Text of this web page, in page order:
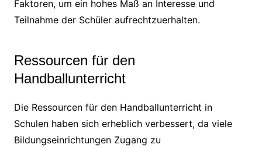
Faktoren, um ein hohes Maß an Interesse und
Teilnahme der Schüler aufrechtzuerhalten.
Ressourcen für den
Handballunterricht
Die Ressourcen für den Handballunterricht in
Schulen haben sich erheblich verbessert, da viele
Bildungseinrichtungen Zugang zu